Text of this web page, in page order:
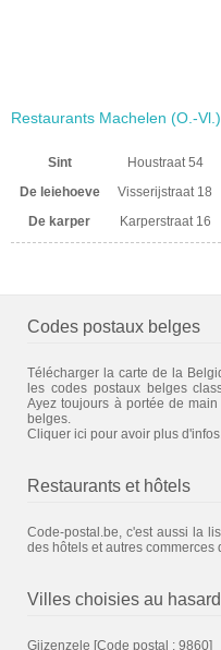
Restaurants Machelen (O.-Vl.)
Sint Houstraat 54
De leiehoeve
Visserijstraat 18
De karper
Karperstraat 16
Codes postaux belges
Télécharger la carte de la
les codes postaux belges
Ayez toujours à portée de
belges.
Cliquer ici pour avoir plus d'infos.
Restaurants et hôtels
Code-postal.be, c'est aussi la
des hôtels et autres commerces
Villes choisies au hasard
Gijzenzele [Code postal : 9860]